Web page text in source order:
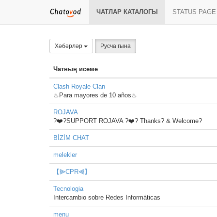
ЧАТЛАР КАТАЛОГЫ STATUS PAGE
Хәбәрләр Русча гына
Чатның исеме
Clash Royale Clan
♨Para mayores de 10 años♨
ROJAVA
?❤️?SUPPORT ROJAVA ?❤️? Thanks? & Welcome?
BİZİM CHAT
melekler
【⫸CPR⫷】
Tecnologia
Intercambio sobre Redes Informáticas
menu